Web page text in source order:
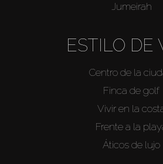
Jumeirah
ESTILO DE
Centro de la
Finca de golf
Vivir en la
Frente a la
Áticos de lujo